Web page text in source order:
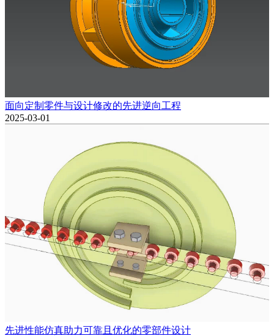
面向定制零件与设计修改的先进逆向工程
2025-03-01
先进性能仿真助力可靠且优化的零部件设计